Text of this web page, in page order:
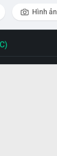
Hình